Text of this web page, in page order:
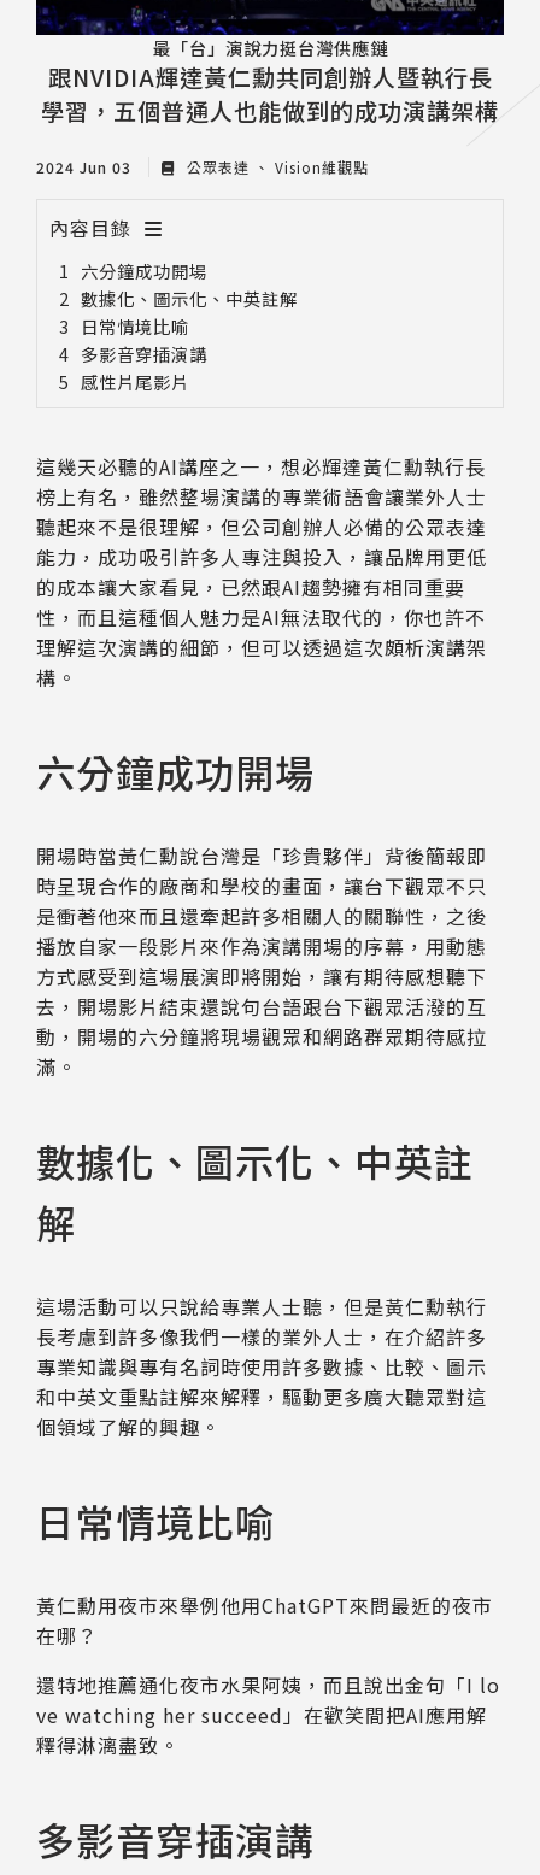
最「台」演說力挺台灣供應鏈
跟NVIDIA輝達黃仁勳共同創辦人暨執行長
學習，五個普通人也能做到的成功演講架構
2024 Jun 03 公眾表達 Vision維觀點
內容目錄
六分鐘成功開場
數據化、圖示化、中英註解
日常情境比喻
多影音穿插演講
感性片尾影片
這幾天必聽的AI講座之一，想必輝達黃仁勳執行長
榜上有名，雖然整場演講的專業術語會讓業外人士
聽起來不是很理解，但公司創辦人必備的公眾表達
能力，成功吸引許多人專注與投入，讓品牌用更低
的成本讓大家看見，已然跟AI趨勢擁有相同重要
性，而且這種個人魅力是AI無法取代的，你也許不
理解這次演講的細節，但可以透過這次頗析演講架
構。
六分鐘成功開場
開場時當黃仁勳說台灣是「珍貴夥伴」背後簡報即
時呈現合作的廠商和學校的畫面，讓台下觀眾不只
是衝著他來而且還牽起許多相關人的關聯性，之後
播放自家一段影片來作為演講開場的序幕，用動態
方式感受到這場展演即將開始，讓有期待感想聽下
去，開場影片結束還說句台語跟台下觀眾活潑的互
動，開場的六分鐘將現場觀眾和網路群眾期待感拉
滿。
數據化、圖示化、中英註
解
這場活動可以只說給專業人士聽，但是黃仁勳執行
長考慮到許多像我們一樣的業外人士，在介紹許多
專業知識與專有名詞時使用許多數據、比較、圖示
和中英文重點註解來解釋，驅動更多廣大聽眾對這
個領域了解的興趣。
日常情境比喻
黃仁勳用夜市來舉例他用ChatGPT來問最近的夜市
在哪？
還特地推薦通化夜市水果阿姨，而且說出金句「I lo
ve watching her succeed」在歡笑間把AI應用解
釋得淋漓盡致。
多影音穿插演講